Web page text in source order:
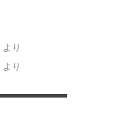
より
より